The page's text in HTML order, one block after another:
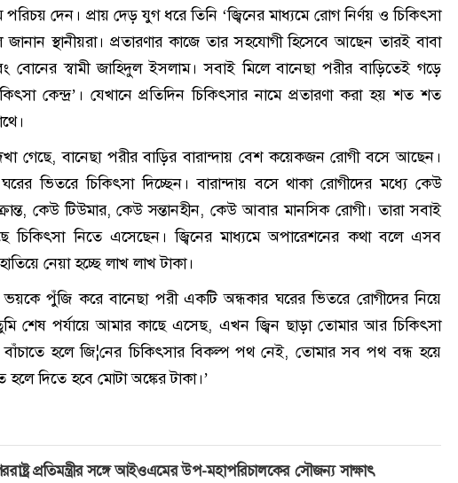
পরিচয় দেন। প্রায় দেড় যুগ ধরে তিনি ‘জ্বিনের মাধ্যমে রোগ নির্ণয় ও চিকিৎসা
স্থানীয়রা। প্রতারণার কাজে তার সহযোগী হিসেবে আছেন তারই বাবা
স্বামী জাহিদুল ইসলাম। সবাই মিলে বানেছা পরীর বাড়িতেই গড়ে
কেন্দ্র’। যেখানে প্রতিদিন চিকিৎসার নামে প্রতারণা করা হয় শত শত
গেছে, বানেছা পরীর বাড়ির বারান্দায় বেশ কয়েকজন রোগী বসে আছেন।
ভিতরে চিকিৎসা দিচ্ছেন। বারান্দায় বসে থাকা রোগীদের মধ্যে কেউ
কেউ টিউমার, কেউ সন্তানহীন, কেউ আবার মানসিক রোগী। তারা সবাই
চিকিৎসা নিতে এসেছেন। জ্বিনের মাধ্যমে অপারেশনের কথা বলে এসব
নেয়া হচ্ছে লাখ লাখ টাকা।
পুঁজি করে বানেছা পরী একটি অন্ধকার ঘরের ভিতরে রোগীদের নিয়ে
শেষ পর্যায়ে আমার কাছে এসেছ, এখন জ্বিন ছাড়া তোমার আর চিকিৎসা
হলে জি¦নের চিকিৎসার বিকল্প পথ নেই, তোমার সব পথ বন্ধ হয়ে
দিতে হবে মোটা অঙ্কের টাকা।’
প্রতিমন্ত্রীর সঙ্গে আইওএমের উপ-মহাপরিচালকের সৌজন্য সাক্ষাৎ